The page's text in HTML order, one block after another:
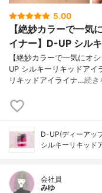
5.00
【絶妙カラーで一気
イナー】D-UP シル
【絶妙カラーで一気にオ
UP シルキーリキッドア
リキッドアイライナ…続き
D-UP(ディーアッ
シルキーリキッド
会社員
みゆ